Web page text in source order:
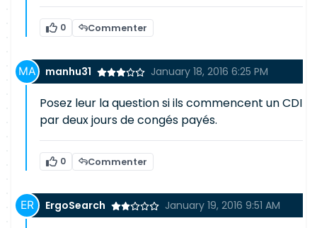
0 Commenter
manhu31 January 18, 2016 6:25 PM
Posez leur la question si ils commencent un CDI
par deux jours de congés payés.
0 Commenter
ErgoSearch January 19, 2016 9:51 AM